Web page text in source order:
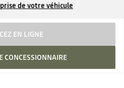
de votre véhicule
EN LIGNE
CONCESSIONNAIRE